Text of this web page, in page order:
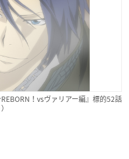
！vsヴァリアー編』標的52話